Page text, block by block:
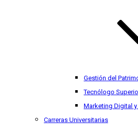
Gestión del
Tecnólogo
Marketing Digital
Carreras Universitarias